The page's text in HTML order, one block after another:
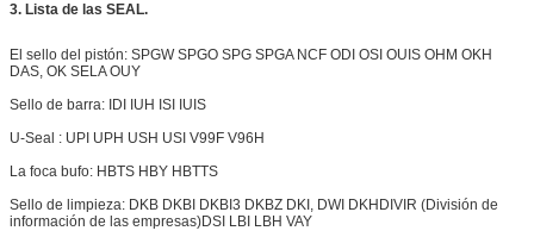
3. Lista de las SEAL.
El sello del pistón: SPGW SPGO SPG SPGA NCF ODI OSI OUIS OHM OKH
DAS, OK SELA OUY
Sello de barra: IDI IUH ISI IUIS
U-Seal : UPI UPH USH USI V99F V96H
La foca bufo: HBTS HBY HBTTS
Sello de limpieza: DKB DKBI DKBI3 DKBZ DKI, DWI DKHDIVIR (División de
información de las empresas)DSI LBI LBH VAY